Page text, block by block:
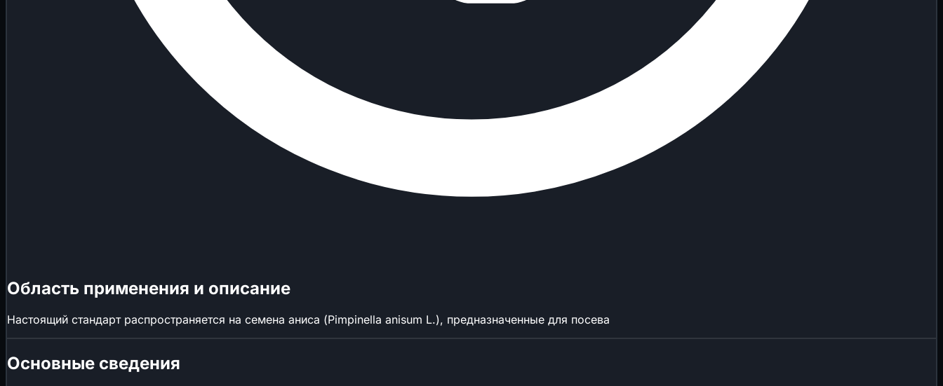
Область применения и описание
Настоящий стандарт распространяется на семена аниса (Pimpinella anisum L.), предназначенные для посева
Основные сведения